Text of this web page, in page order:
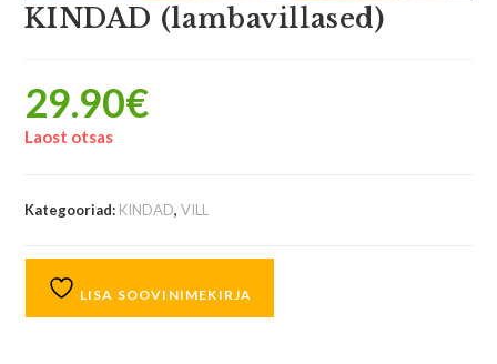
KINDAD (lambavillased)
29.90€
Laost otsas
Kategooriad: KINDAD,VILL
LISA SOOVINIMEKIRJA